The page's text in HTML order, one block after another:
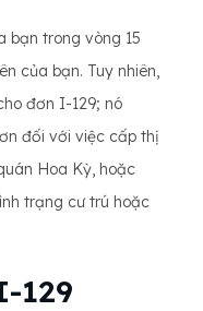
bạn trong vòng 15
của bạn. Tuy nhiên,
đơn I-129; nó
đối với việc cấp thị
Hoa Kỳ, hoặc
trạng cư trú hoặc
129